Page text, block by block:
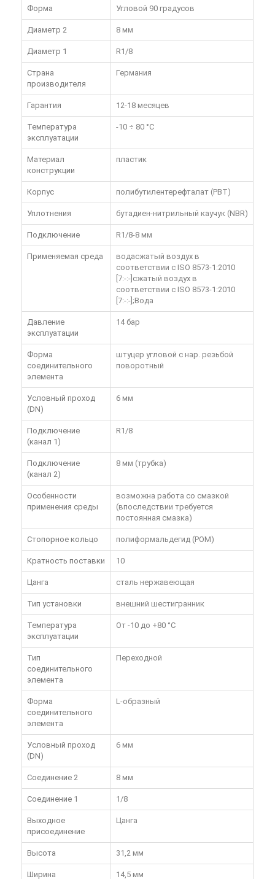
Форма Угловой 90 градусов
Диаметр 2 8 мм
Диаметр 1 R1/8
Страна
производителя
Германия
Гарантия 12-18 месяцев
Температура
эксплуатации
-10 ÷ 80 °C
Материал
конструкции
пластик
Корпус полибутилентерефталат (PBT)
Уплотнения бутадиен-нитрильный каучук (NBR)
Подключение R1/8-8 мм
Применяемая среда
водасжатый воздух в
соответствии с ISO 8573-1:2010
[7:-:-]сжатый воздух в
соответствии с ISO 8573-1:2010
[7:-:-];Вода
Давление
эксплуатации
14 бар
Форма
соединительного
элемента
штуцер угловой с нар. резьбой
поворотный
Условный проход
(DN)
6 мм
Подключение
(канал 1)
R1/8
Подключение
(канал 2)
8 мм (трубка)
Особенности
применения среды
возможна работа со смазкой
(впоследствии требуется
постоянная смазка)
Стопорное кольцо полиформальдегид (POM)
Кратность поставки 10
Цанга сталь нержавеющая
Тип установки внешний шестигранник
Температура
эксплуатации
От -10 до +80 °C
Тип
соединительного
элемента
Переходной
Форма
соединительного
элемента
L-образный
Условный проход
(DN)
6 мм
Соединение 2 8 мм
Соединение 1 1/8
Выходное
присоединение
Цанга
Высота 31,2 мм
Ширина 14,5 мм